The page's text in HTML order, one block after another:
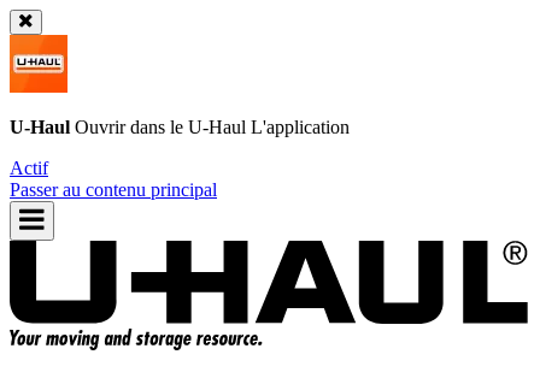
U-Haul Ouvrir dans le U-Haul L'application
Actif
Passer au contenu principal